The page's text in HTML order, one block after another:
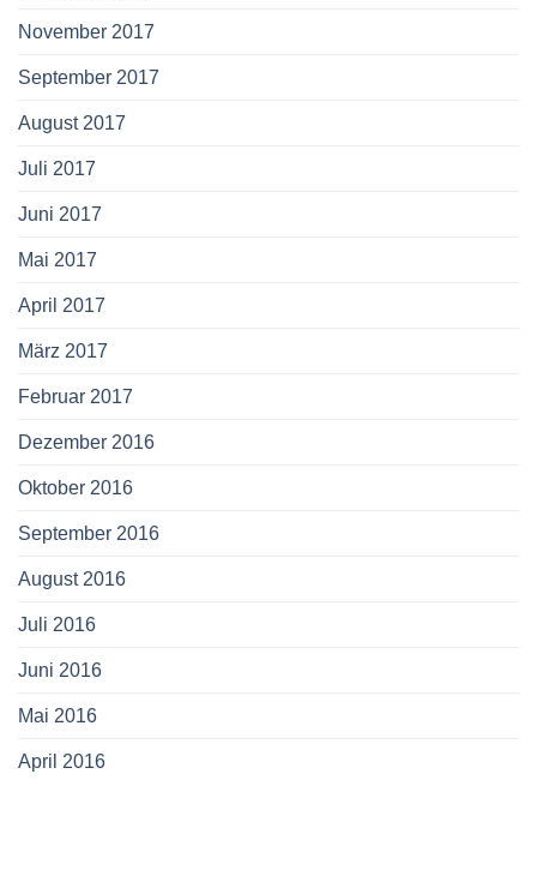
November 2017
September 2017
August 2017
Juli 2017
Juni 2017
Mai 2017
April 2017
März 2017
Februar 2017
Dezember 2016
Oktober 2016
September 2016
August 2016
Juli 2016
Juni 2016
Mai 2016
April 2016